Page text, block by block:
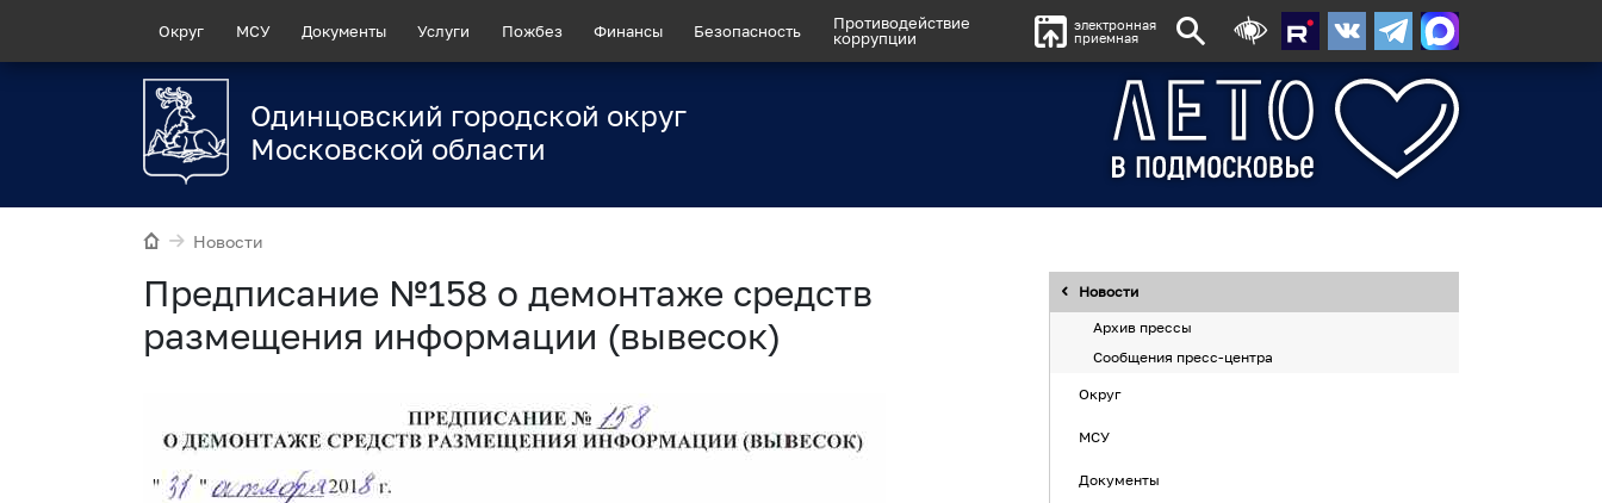
Округ МСУ Документы Услуги Пожбез Финансы Безопасность
Противодействие
коррупции
электронная
приемная
Одинцовский городской округ
Московской области
Новости
Предписание №158 о демонтаже средств
размещения информации (вывесок)
Новости
Архив прессы
Сообщения пресс-центра
Округ
МСУ
Документы